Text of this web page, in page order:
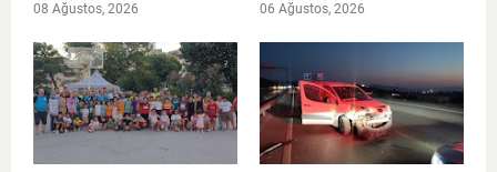
08 Ağustos, 2026 06 Ağustos, 2026